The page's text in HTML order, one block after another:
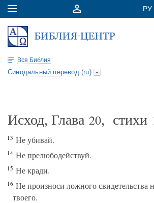
Вся Библия
Синодальный перевод (ru)
Исход, Глава 20, стихи
13 Не убивай.
14 Не прелюбодействуй.
15 Не кради.
16 Не произноси ложного свидетельства
твоего.